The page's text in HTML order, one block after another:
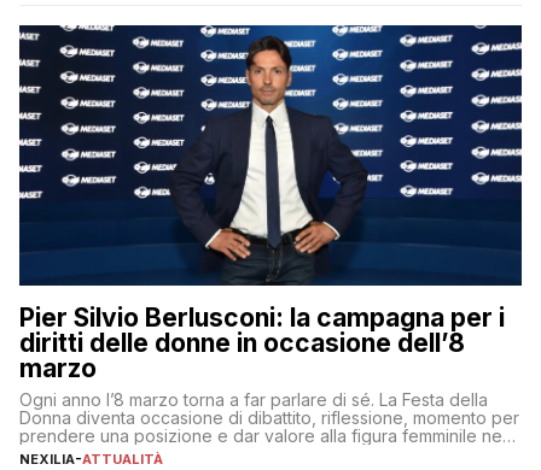
Pier Silvio Berlusconi: la campagna per i
diritti delle donne in occasione dell’8
marzo
Ogni anno l’8 marzo torna a far parlare di sé. La Festa della
Donna diventa occasione di dibattito, riflessione, momento per
prendere una posizione e dar valore alla figura femminile nella
sua complessità e crucialità. A lanciare un messaggio “forte e
NEXILIA-ATTUALITÀ